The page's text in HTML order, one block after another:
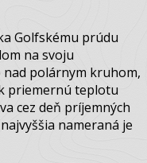
Golfskému prúdu
na svoju
nad polárnym kruhom,
priemernú teplotu
cez deň príjemných
nameraná je